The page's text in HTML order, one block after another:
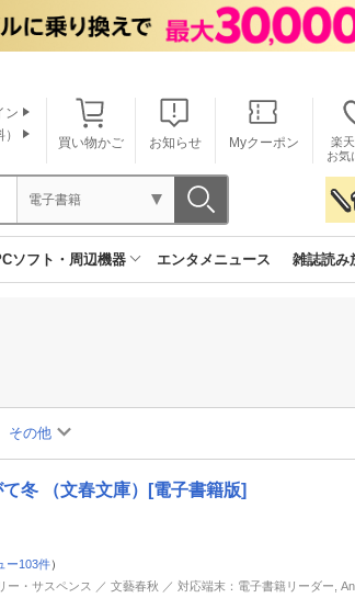
買い物かご お知らせ Myクーポン
楽
お気
ン
電子書籍
ソフト・周辺機器 エンタメニュース 雑誌読み
その他
冬 （文春文庫）[電子書籍版]
ー103件）
ー・サスペンス ／ 文藝春秋 ／ 対応端末：電子書籍リーダー,